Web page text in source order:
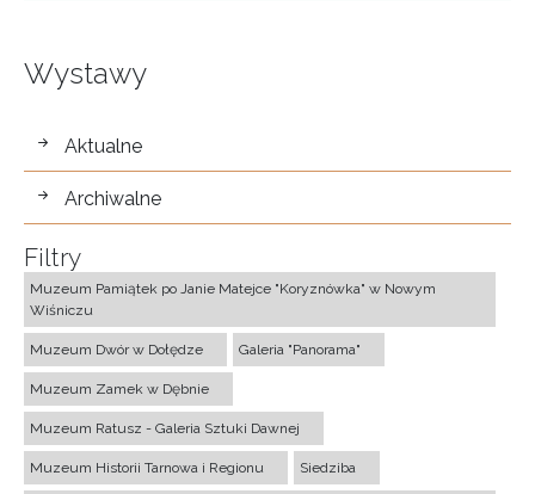
Wystawy
wystawy
Aktualne
Archiwalne
Filtry
Muzeum Pamiątek po Janie Matejce "Koryznówka" w Nowym
Wiśniczu
Muzeum Dwór w Dołędze Galeria "Panorama"
Muzeum Zamek w Dębnie
Muzeum Ratusz - Galeria Sztuki Dawnej
Muzeum Historii Tarnowa i Regionu Siedziba